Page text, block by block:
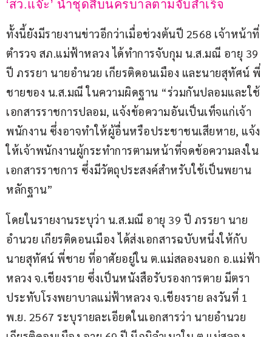
‘สว.แจ๊ะ’ นำชุดสืบนครบาลตามจับสำเร็จ
ทั้งนี้ยังมีรายงานข่าวอีกว่าเมื่อช่วงต้นปี 2568 เจ้าหน้าที่
ตำรวจ สภ.แม่ฟ้าหลวง ได้ทำการจับกุม น.ส.มณี อายุ 39
ปี ภรรยา นายอำนวย เกียรติดอนเมือง และนายสุทัศน์ พี่
ชายของ น.ส.มณี ในความผิดฐาน “ร่วมกันปลอมและใช้
เอกสารราชการปลอม, แจ้งข้อความอันเป็นเท็จแก่เจ้า
พนักงาน ซึ่งอาจทำให้ผู้อื่นหรือประชาชนเสียหาย, แจ้ง
ให้เจ้าพนักงานผู้กระทำการตามหน้าที่จดข้อความลงใน
เอกสารราชการ ซึ่งมีวัตถุประสงค์สำหรับใช้เป็นพยาน
หลักฐาน”
โดยในรายงานระบุว่า น.ส.มณี อายุ 39 ปี ภรรยา นาย
อำนวย เกียรติดอนเมือง ได้ส่งเอกสารฉบับหนึ่งให้กับ
นายสุทัศน์ พี่ชาย ที่อาศัยอยู่ใน ต.แม่สลองนอก อ.แม่ฟ้า
หลวง จ.เชียงราย ซึ่งเป็นหนังสือรับรองการตาย มีตรา
ประทับโรงพยาบาลแม่ฟ้าหลวง จ.เชียงราย ลงวันที่ 1
พ.ย. 2567 ระบุรายละเอียดในเอกสารว่า นายอำนวย